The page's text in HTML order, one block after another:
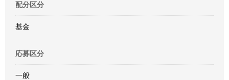
配分区分
基金
応募区分
一般